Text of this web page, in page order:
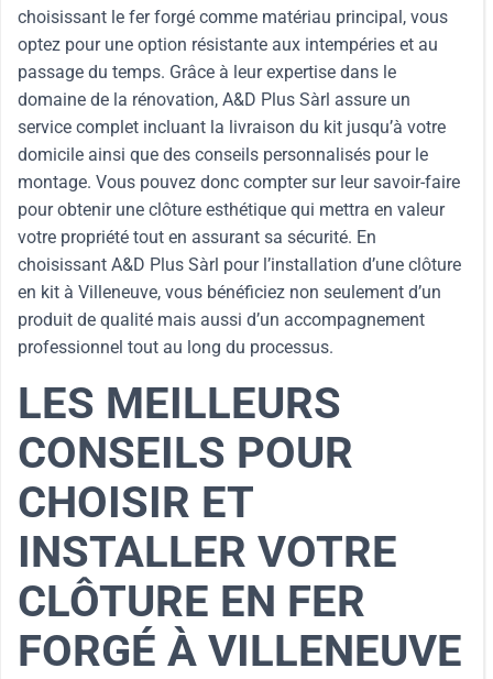
choisissant le fer forgé comme matériau principal, vous
optez pour une option résistante aux intempéries et au
passage du temps. Grâce à leur expertise dans le
domaine de la rénovation, A&D Plus Sàrl assure un
service complet incluant la livraison du kit jusqu’à votre
domicile ainsi que des conseils personnalisés pour le
montage. Vous pouvez donc compter sur leur savoir-faire
pour obtenir une clôture esthétique qui mettra en valeur
votre propriété tout en assurant sa sécurité. En
choisissant A&D Plus Sàrl pour l’installation d’une clôture
en kit à Villeneuve, vous bénéficiez non seulement d’un
produit de qualité mais aussi d’un accompagnement
professionnel tout au long du processus.
LES MEILLEURS
CONSEILS POUR
CHOISIR ET
INSTALLER VOTRE
CLÔTURE EN FER
FORGÉ À VILLENEUVE